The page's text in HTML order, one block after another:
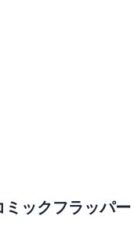
ミックフラッパー